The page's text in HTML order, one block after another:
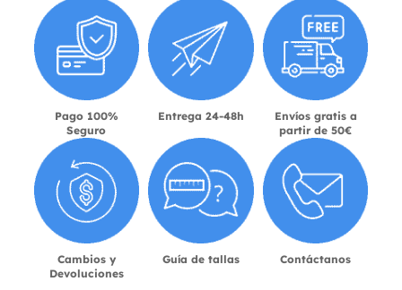
Pago 100%
Seguro
Entrega 24-48h
Envíos gratis a
partir de 50€
Cambios y
Devoluciones
Guía de tallas Contáctanos